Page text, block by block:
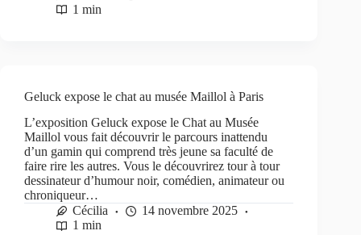
1 min
Geluck expose le chat au musée Maillol à Paris
L’exposition Geluck expose le Chat au Musée
Maillol vous fait découvrir le parcours inattendu
d’un gamin qui comprend très jeune sa faculté de
faire rire les autres. Vous le découvrirez tour à tour
dessinateur d’humour noir, comédien, animateur ou
chroniqueur…
Cécilia
14 novembre 2025
1 min